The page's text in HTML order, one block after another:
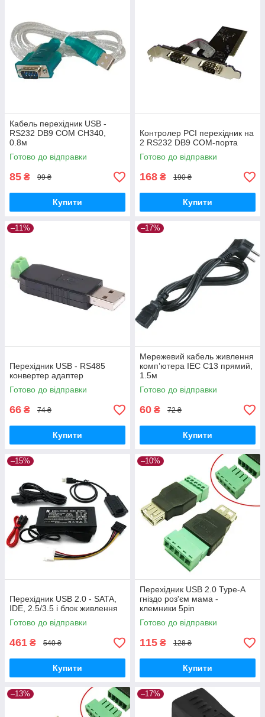
Кабель перехідник USB -
RS232 DB9 COM CH340,
0.8м
Готово до відправки
85 ₴ 99 ₴
Купити
Контролер PCI перехідник на
2 RS232 DB9 COM-порта
Готово до відправки
168 ₴ 190 ₴
Купити
–11%
Перехідник USB - RS485
конвертер адаптер
Готово до відправки
66 ₴ 74 ₴
Купити
–17%
Мережевий кабель живлення
комп’ютера IEC C13 прямий,
1.5м
Готово до відправки
60 ₴ 72 ₴
Купити
–15%
Перехідник USB 2.0 - SATA,
IDE, 2.5/3.5 і блок живлення
Готово до відправки
461 ₴ 540 ₴
Купити
–10%
Перехідник USB 2.0 Type-A
гніздо роз'єм мама -
клемники 5pin
Готово до відправки
115 ₴ 128 ₴
Купити
–13% –17%